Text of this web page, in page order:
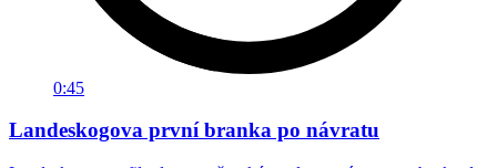
0:45
Landeskogova první branka po návratu